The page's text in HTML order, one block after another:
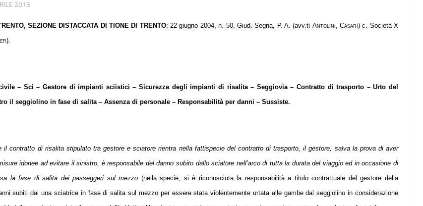
2013
SEZIONE DISTACCATA DI TIONE DI TRENTO; 22 giugno 2004, n. 50, Giud. Segna, P. A. (avv.ti Antolini, Casari) c. Società X
).
– Sci – Gestore di impianti sciistici – Sicurezza degli impianti di risalita – Seggiovia – Contratto di trasporto – Urto del
il seggiolino in fase di salita – Assenza di personale – Responsabilità per danni – Sussiste.
il contratto di risalita stipulato tra gestore e sciatore rientra nella fattispecie del contratto di trasporto, il gestore, salva la prova di aver
idonee ad evitare il sinistro, è responsabile del danno subito dallo sciatore nell’arco di tutta la durata del viaggio ed in occasione di
la fase di salita dei passeggeri sul mezzo (nella specie, si è riconosciuta la responsabilità a titolo contrattuale del gestore della
subiti dai una sciatrice in fase di salita sul mezzo per essere stata violentemente urtata alle gambe dal seggiolino in considerazione